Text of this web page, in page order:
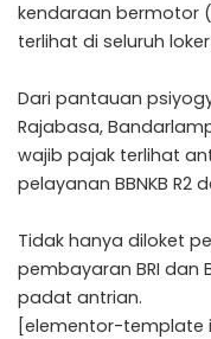
kendaraan bermotor
terlihat di seluruh
Dari pantauan
Rajabasa,
wajib pajak terlihat
pelayanan BBNKB R2
Tidak hanya diloket
pembayaran BRI dan
padat antrian.
[elementor-template